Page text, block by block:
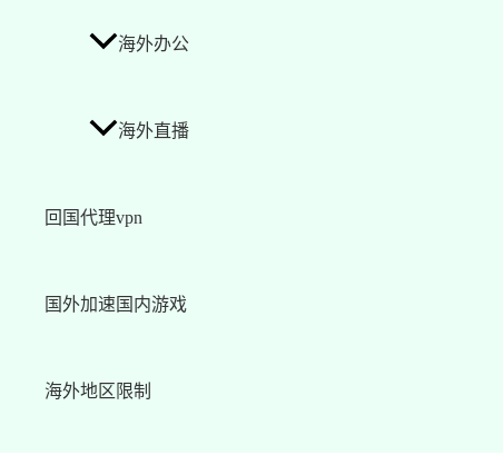
海外办公
海外直播
回国代理vpn
国外加速国内游戏
海外地区限制